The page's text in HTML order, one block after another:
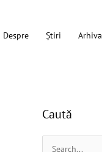
Despre Știri Arhiva
Caută